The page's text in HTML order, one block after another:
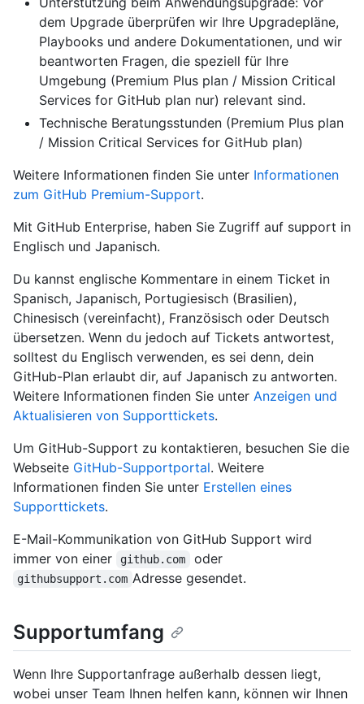
dem Upgrade überprüfen wir Ihre Upgradepläne,
Playbooks und andere Dokumentationen, und wir
beantworten Fragen, die speziell für Ihre
Umgebung (Premium Plus plan / Mission Critical
Services for GitHub plan nur) relevant sind.
Technische Beratungsstunden (Premium Plus plan
/ Mission Critical Services for GitHub plan)
Weitere Informationen finden Sie unter Informationen
zum GitHub Premium-Support.
Mit GitHub Enterprise, haben Sie Zugriff auf support in
Englisch und Japanisch.
Du kannst englische Kommentare in einem Ticket in
Spanisch, Japanisch, Portugiesisch (Brasilien),
Chinesisch (vereinfacht), Französisch oder Deutsch
übersetzen. Wenn du jedoch auf Tickets antwortest,
solltest du Englisch verwenden, es sei denn, dein
GitHub-Plan erlaubt dir, auf Japanisch zu antworten.
Weitere Informationen finden Sie unter Anzeigen und
Aktualisieren von Supporttickets.
Um GitHub-Support zu kontaktieren, besuchen Sie die
Webseite GitHub-Supportportal. Weitere
Informationen finden Sie unter Erstellen eines
Supporttickets.
E-Mail-Kommunikation von GitHub Support wird
immer von einer
github.com oder
githubsupport.com Adresse gesendet.
Supportumfang
Wenn Ihre Supportanfrage außerhalb dessen liegt,
wobei unser Team Ihnen helfen kann, können wir Ihnen